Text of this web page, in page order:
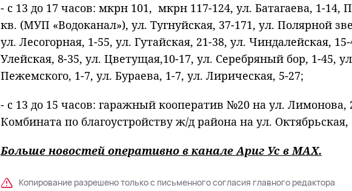
- с 13 до 17 часов: мкрн 101, мкрн 117-124, ул. Батагаева, 1-14,
кв. (МУП «Водоканал»), ул. Тугнуйская, 37-171, ул. Полярной
ул. Лесогорная, 1-55, ул. Гутайская, 21-38, ул. Чиндалейская,
Улейская, 8-35, ул. Цветущая,10-17, ул. Серебряный бор, 1-45,
Пежемского, 1-7, ул. Бураева, 1-7, ул. Лирическая, 5-27;
- с 13 до 15 часов: гаражный кооператив №20 на ул.
Комбината по благоустройству ж/д района на ул. Октябрьская,
Больше новостей оперативно в канале Ариг Ус вMAХ.
Копирование разрешено только с письменного согласия главного редактора